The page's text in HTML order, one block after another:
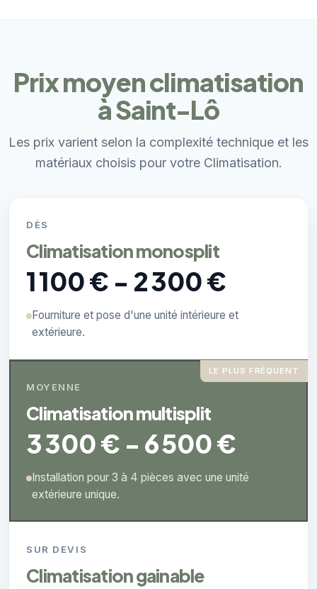
Prix moyen climatisation
à Saint-Lô
Les prix varient selon la complexité technique et les
matériaux choisis pour votre Climatisation.
DÈS
Climatisation monosplit
1 100 € - 2 300 €
Fourniture et pose d'une unité intérieure et
extérieure.
LE PLUS FRÉQUENT
MOYENNE
Climatisation multisplit
3 300 € - 6 500 €
Installation pour 3 à 4 pièces avec une unité
extérieure unique.
SUR DEVIS
Climatisation gainable